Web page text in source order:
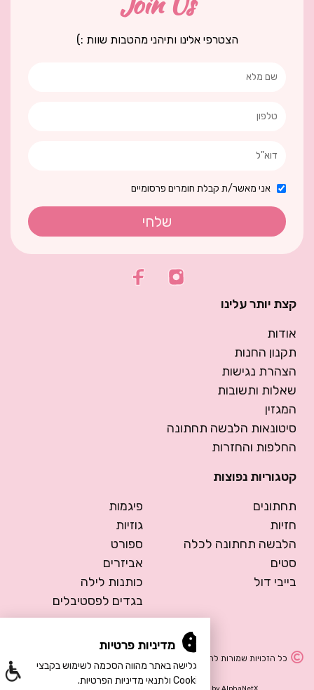
הצטרפי אלינו ותיהני מהטבות שוות :)
אני מאשר/ת קבלת חומרים פרסומיים
שלחי
קצת יותר עלינו
אודות
תקנון החנות
הצהרת נגישות
שאלות ותשובות
המגזין
סיטונאות הלבשה תחתונה
החלפות והחזרות
קטגוריות נפוצות
תחתונים
חזיות
הלבשה תחתונה לכלה
סטים
בייבי דול
פיגמות
גוזיות
ספורט
אביזרים
כותנות לילה
בגדים לפסטיבלים
כל הזכויות שמורות להרמוסה – הלבשה תחתונה
מדיניות פרטיות
הגלישה באתר מהווה הסכמה לשימוש בקבצי
Cookie ולתנאי מדיניות הפרטיות.